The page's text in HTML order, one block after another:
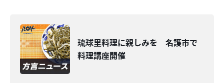
琉球里料理に親しみを 名護市で
料理講座開催